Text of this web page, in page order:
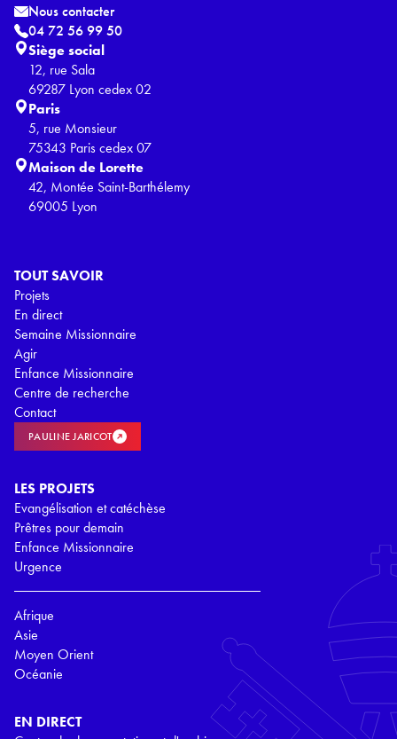
TOUT SAVOIR
Projets
En direct
Semaine Missionnaire
Agir
Enfance Missionnaire
Centre de recherche
Contact
PAULINE JARICOT
LES PROJETS
Evangélisation et catéchèse
Prêtres pour demain
Enfance Missionnaire
Urgence
Afrique
Asie
Moyen Orient
Océanie
EN DIRECT
Nous contacter
04 72 56 99 50
Siège social
12, rue Sala
69287 Lyon cedex 02
Paris
5, rue Monsieur
75343 Paris cedex 07
Maison de Lorette
42, Montée Saint-Barthélemy
69005 Lyon